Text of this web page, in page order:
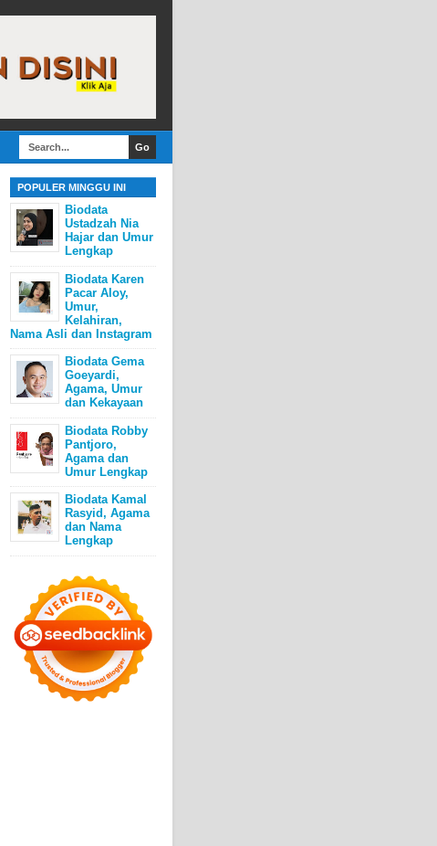
POPULER MINGGU INI
Biodata
Ustadzah Nia
Hajar dan Umur
Lengkap
Biodata Karen
Pacar Aloy,
Umur,
Kelahiran,
Nama Asli dan Instagram
Biodata Gema
Goeyardi,
Agama, Umur
dan Kekayaan
Biodata Robby
Pantjoro,
Agama dan
Umur Lengkap
Biodata Kamal
Rasyid, Agama
dan Nama
Lengkap